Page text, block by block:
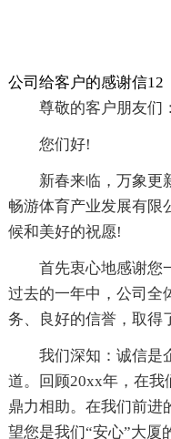
公司给客户的感谢信12
尊敬的客户朋友们：
您们好!
新春来临，万象更
畅游体育产业发展有限
候和美好的祝愿!
首先衷心地感谢您
过去的一年中，公司全
务、良好的信誉，取得
我们深知：诚信是
道。回顾20xx年，在我
鼎力相助。在我们前进
望您是我们“安心”大厦